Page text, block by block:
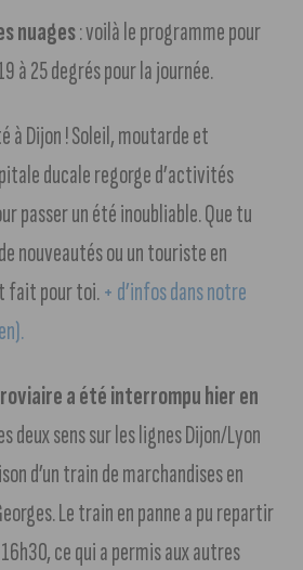
nuages: voilà le programme pour
à 25 degrés pour la journée.
à Dijon ! Soleil, moutarde et
ducale regorge d’activités
passer un été inoubliable. Que tu
nouveautés ou un touriste en
fait pour toi.+ d’infos dans notre
a été interrompu hier en
deux sens sur les lignes Dijon/Lyon
d’un train de marchandises en
Le train en panne a pu repartir
ce qui a permis aux autres